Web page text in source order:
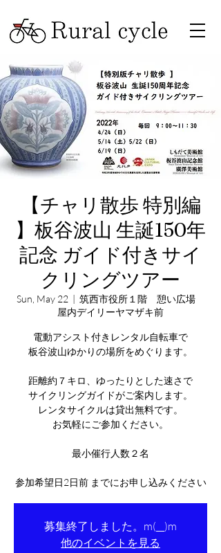
【チャリ散歩 特別編
】板谷波山 生誕150年
記念 ガイド付きサイ
クリングツアー
Sun, May 22
  |
筑西市役所１階 憩い広場
屋内デイリーヤマザキ前
電動アシスト付きレンタル自転車で
板谷波山ゆかりの場所をめぐります。
距離約７キロ、ゆったりとした速さで
サイクリングガイドがご案内します。
レンタサイクルは貸出無料です。
お気軽にご参加ください。
最小催行人数２名
参加希望日2日前 までにお申し込みください
募集終了しました。m(__)m
他のイベントを見る